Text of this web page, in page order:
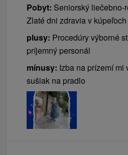
Pobyt: Seniorský liečebno-
Zlaté dni zdravia v
plusy: Procedúry výborné
príjemný personál
mínusy: Izba na prízemí mi
sušiak na pradlo